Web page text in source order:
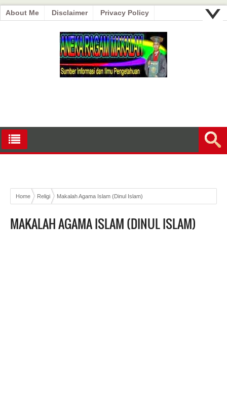
About Me Disclaimer Privacy Policy
Home Religi Makalah Agama Islam (Dinul Islam)
MAKALAH AGAMA ISLAM (DINUL ISLAM)